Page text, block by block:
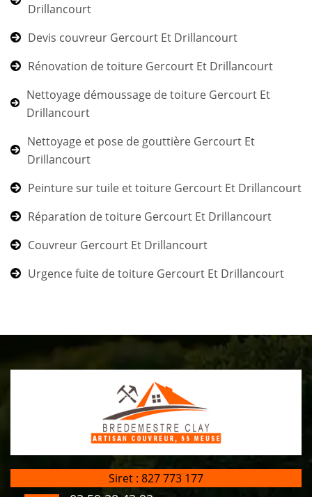
Drillancourt
Devis couvreur Gercourt Et Drillancourt
Rénovation de toiture Gercourt Et Drillancourt
Nettoyage démoussage de toiture Gercourt Et
Drillancourt
Nettoyage et pose de gouttière Gercourt Et
Drillancourt
Peinture sur tuile et toiture Gercourt Et Drillancourt
Réparation de toiture Gercourt Et Drillancourt
Couvreur Gercourt Et Drillancourt
Urgence fuite de toiture Gercourt Et Drillancourt
Siret : 827 773 177